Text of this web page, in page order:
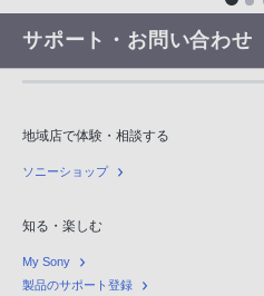
サポート・お問い合わせ
地域店で体験・相談する
ソニーショップ
知る・楽しむ
My Sony
製品のサポート登録